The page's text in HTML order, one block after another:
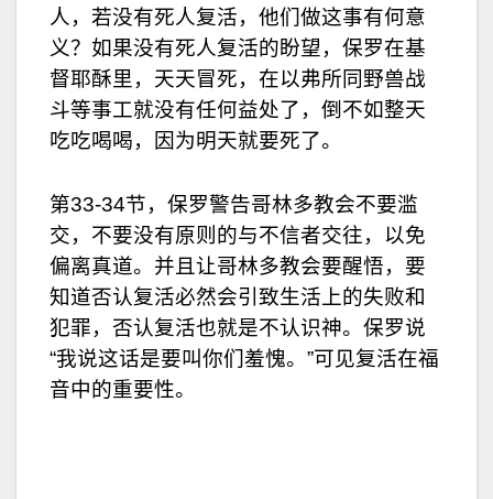
人，若没有死人复活，他们做这事有何意
义？如果没有死人复活的盼望，保罗在基
督耶酥里，天天冒死，在以弗所同野兽战
斗等事工就没有任何益处了，倒不如整天
吃吃喝喝，因为明天就要死了。
第33-34节，保罗警告哥林多教会不要滥
交，不要没有原则的与不信者交往，以免
偏离真道。并且让哥林多教会要醒悟，要
知道否认复活必然会引致生活上的失败和
犯罪，否认复活也就是不认识神。保罗说
“我说这话是要叫你们羞愧。”可见复活在福
音中的重要性。